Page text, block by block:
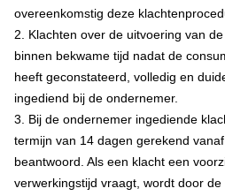
overeenkomstig deze
2. Klachten over de uitvoering van
binnen bekwame tijd nadat de
heeft geconstateerd, volledig en
ingediend bij de ondernemer.
3. Bij de ondernemer ingediende
termijn van 14 dagen gerekend
beantwoord. Als een klacht een
verwerkingstijd vraagt, wordt door